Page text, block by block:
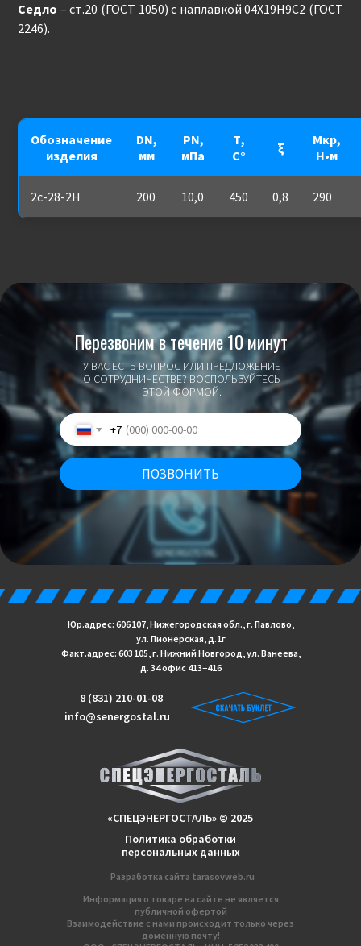
Седло – ст.20 (ГОСТ 1050) с наплавкой 04Х19Н9С2 (ГОСТ
2246).
Обозначение
изделия
DN,
мм
PN,
мПа
Т,
С°
ξ
Мкр,
Н•м
2с-28-2Н 200 10,0 450 0,8 290
У ВАС ЕСТЬ ВОПРОС ИЛИ ПРЕДЛОЖЕНИЕ
О СОТРУДНИЧЕСТВЕ? ВОСПОЛЬЗУЙТЕСЬ
ЭТОЙ ФОРМОЙ.
Перезвоним в течение 10 минут
+7
ПОЗВОНИТЬ
Информация о товаре на сайте не является
публичной офертой
Взаимодействие с нами происходит только через
доменную почту!
Разработка сайтa tarasovweb.ru
Политика обработки
персональных данных
«СПЕЦЭНЕРГОСТАЛЬ» © 2025
info@senergostal.ru
8 (831) 210-01-08
Юр.адрес: 606 107, Нижегородская обл., г. Павлово,
ул. Пионерская, д.1г
Факт.адрес: 603 105, г. Нижний Новгород, ул. Ванеева,
д. 34 офис 413−416